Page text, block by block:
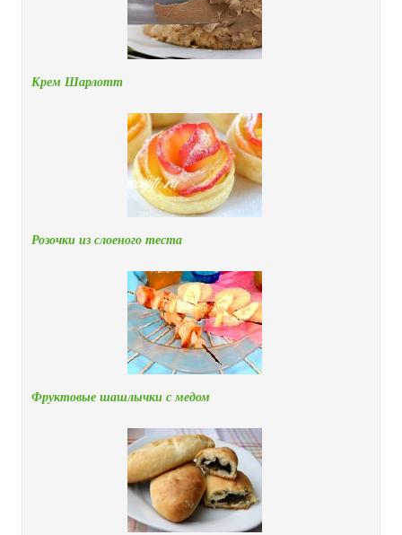
Крем Шарлотт
Розочки из слоеного теста
Фруктовые шашлычки с медом